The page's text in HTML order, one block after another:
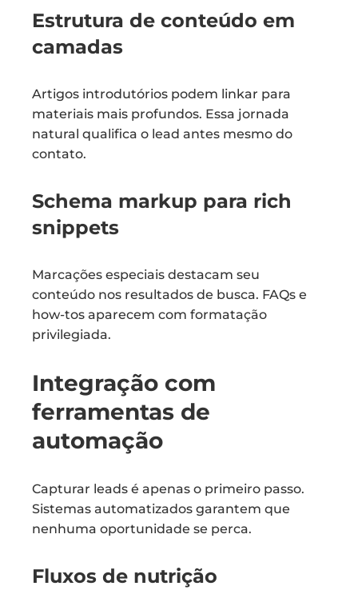
Estrutura de conteúdo em
camadas
Artigos introdutórios podem linkar para
materiais mais profundos. Essa jornada
natural qualifica o lead antes mesmo do
contato.
Schema markup para rich
snippets
Marcações especiais destacam seu
conteúdo nos resultados de busca. FAQs e
how-tos aparecem com formatação
privilegiada.
Integração com
ferramentas de
automação
Capturar leads é apenas o primeiro passo.
Sistemas automatizados garantem que
nenhuma oportunidade se perca.
Fluxos de nutrição